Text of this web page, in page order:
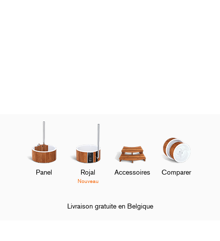
Panel Rojal
Nouveau
Accessoires Comparer
Livraison gratuite en Belgique